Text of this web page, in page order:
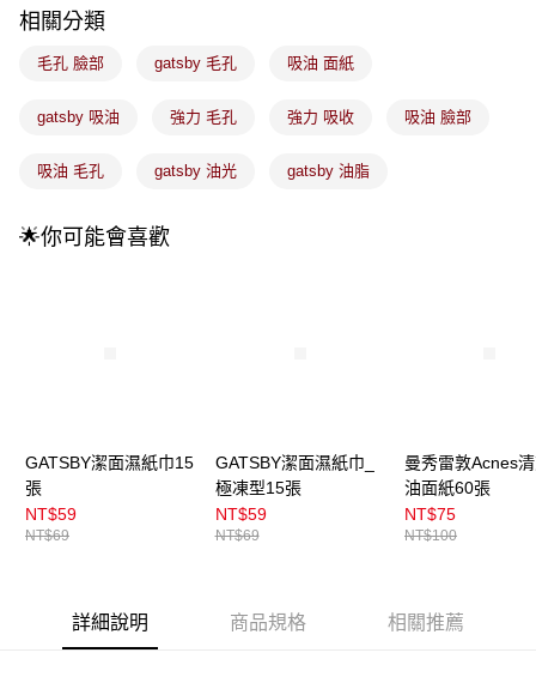
2.付款方式選擇「大哥付你分期」，訂單成立後會自動跳轉到大哥付的交易
流程，驗證手機門號後，選擇欲分期的期數、繳款截止日，確認付款後即完
成交易。
3.實際核准額度、可分期數及費用金額請依後續交易確認頁面所載為準。
消。如遇「轉專審核」未通過狀況，表示未達大哥付你分期系統評分，恕無
【繳款方式說明】
1.分期款項不併入電信帳單，「大哥付你分期」於每月結算日後寄送繳費提
2.透過簡訊連結打開帳單後，可選擇「超商條碼／台灣大直營門市／銀行轉
帳／街口支付／iPASS MONEY」等通路繳費。
每筆NT$100，滿NT$899(含以上)免運費
付款後全家取貨
7-11取貨付款
宅配(離島)
每筆NT$300，滿NT$3,000(含以上)免運費
付款後門市自取
相關分類
毛孔 臉部 gatsby 毛孔 吸油 面紙
gatsby 吸油 強力 毛孔 強力 吸收 吸油 臉部
吸油 毛孔 gatsby 油光 gatsby 油脂
🌟你可能會喜歡
GATSBY潔面濕紙巾15
張
NT$59
NT$69
GATSBY潔面濕紙巾_
極凍型15張
NT$59
NT$69
曼秀雷敦Acnes
油面紙60張
NT$75
NT$100
詳細說明 商品規格 相關推薦